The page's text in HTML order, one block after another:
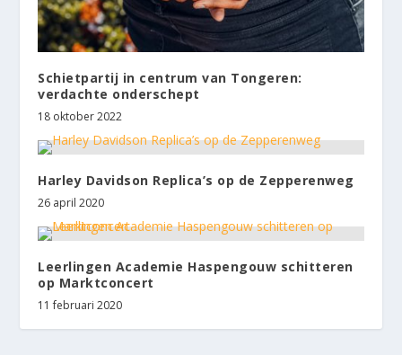
Schietpartij in centrum van Tongeren:
verdachte onderschept
18 oktober 2022
Harley Davidson Replica’s op de Zepperenweg
26 april 2020
Leerlingen Academie Haspengouw schitteren
op Marktconcert
11 februari 2020